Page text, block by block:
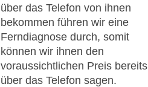
über das Telefon von ihnen
bekommen führen wir eine
Ferndiagnose durch, somit
können wir ihnen den
voraussichtlichen Preis bereits
über das Telefon sagen.